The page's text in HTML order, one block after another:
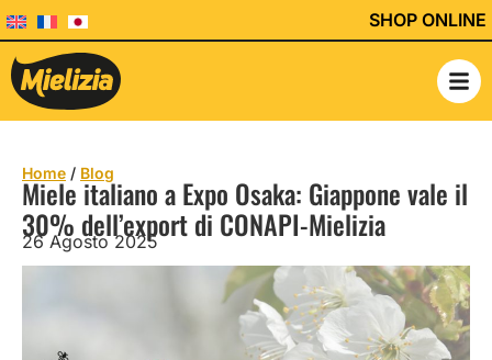
SHOP ONLINE
Home / Blog
Miele italiano a Expo Osaka: Giappone vale il
30% dell’export di CONAPI-Mielizia
26 Agosto 2025